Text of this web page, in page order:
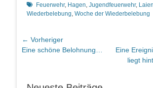
Schlagworte
Feuerwehr, Hagen, Jugendfeuerwehr,
Wiederbelebung, Woche der Wiederbelebung
Beitragsnavigation
← Vorheriger
Vorheriger
Eine schöne Belohnung…
Nächster
Beitrag:
Eine
liegt